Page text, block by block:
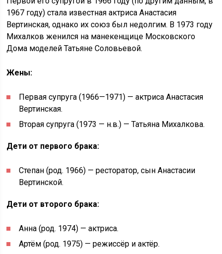
1967 году) стала известная актриса Анастасия
Вертинская, однако их союз был недолгим. В 1973 году
Михалков женился на манекенщице Московского
Дома моделей Татьяне Соловьевой.
Жены:
Первая супруга (1966—1971) — актриса Анастасия
Вертинская.
Вторая супруга (1973 — н.в.) — Татьяна Михалкова.
Дети от первого брака:
Степан (род. 1966) — ресторатор, сын Анастасии
Вертинской.
Дети от второго брака:
Анна (род. 1974) — актриса.
Артём (род. 1975) — режиссёр и актёр.